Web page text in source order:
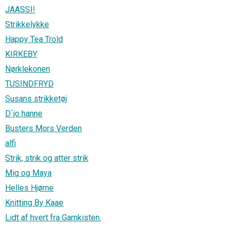
JAASSI!
Strikkelykke
Happy Tea Trold
KIRKEBY
Nørklekonen
TUSINDFRYD
Susans strikketøj
D´jo hanne
Busters Mors Verden
alfi
Strik, strik og atter strik
Mig og Maya
Helles Hjørne
Knitting By Kaae
Lidt af hvert fra Garnkisten.